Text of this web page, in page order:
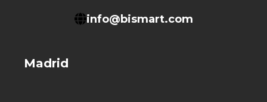
info@bismart.com
Madrid